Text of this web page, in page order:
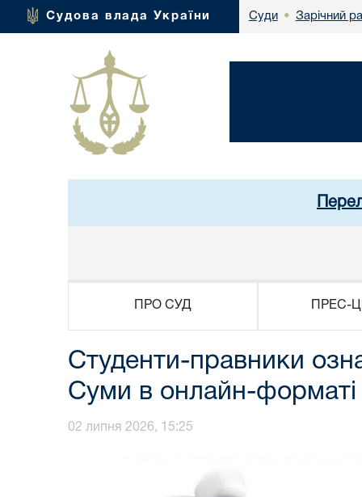
Судова влада України Суди • Зарічний
ПРО СУД ПРЕС-
Студенти-правники
Суми в онлайн-форматі
02 липня 2026, 15:25